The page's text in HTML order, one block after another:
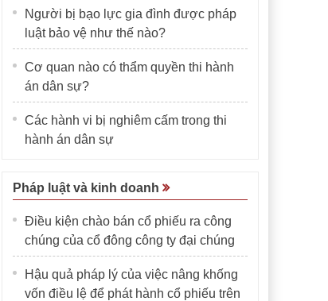
Người bị bạo lực gia đình được pháp
luật bảo vệ như thế nào?
Cơ quan nào có thẩm quyền thi hành
án dân sự?
Các hành vi bị nghiêm cấm trong thi
hành án dân sự
Pháp luật và kinh doanh
Điều kiện chào bán cổ phiếu ra công
chúng của cổ đông công ty đại chúng
Hậu quả pháp lý của việc nâng khống
vốn điều lệ để phát hành cổ phiếu trên